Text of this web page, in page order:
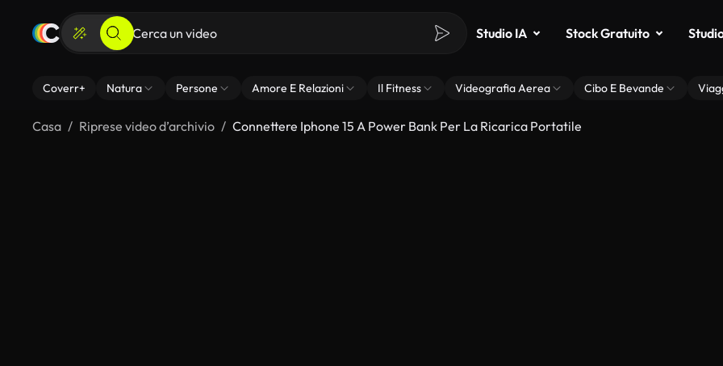
Studio IA Stock Gratuito
Coverr+ Natura Persone Amore E Relazioni Il Fitness Videografia Aerea Cibo E Bevande
Casa Riprese video d’archivio Connettere Iphone 15 A Power Bank Per La Ricarica Portatile